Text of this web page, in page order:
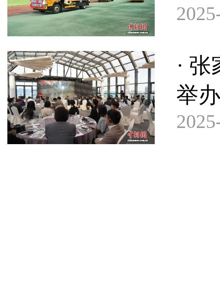
·
举办